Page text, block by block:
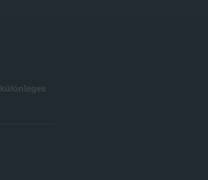
különleges